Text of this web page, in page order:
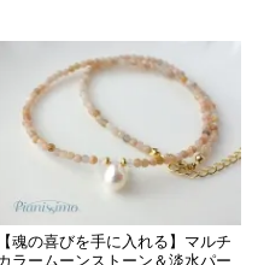
【魂の喜びを手に入れる】マルチ
ラームーンストーン＆淡水パー